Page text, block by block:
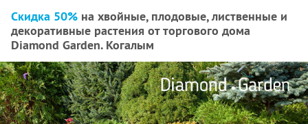
Скидка 50% на хвойные, плодовые, лиственные и
декоративные растения от торгового дома
Diamond Garden. Когалым